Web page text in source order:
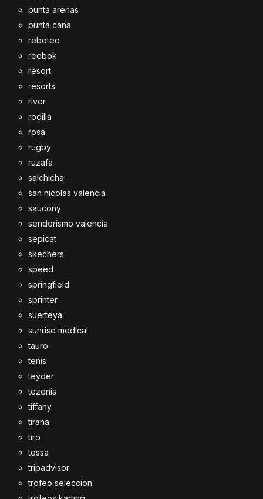
punta arenas
punta cana
rebotec
reebok
resort
resorts
river
rodilla
rosa
rugby
ruzafa
salchicha
san nicolas valencia
saucony
senderismo valencia
sepicat
skechers
speed
springfield
sprinter
suerteya
sunrise medical
tauro
tenis
teyder
tezenis
tiffany
tirana
tiro
tossa
tripadvisor
trofeo seleccion